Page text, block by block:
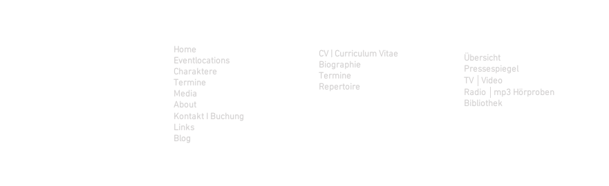
Home
Eventlocations
Charaktere
Termine
Media
About
Kontakt I Buchung
Links
Blog
CV | Curriculum Vitae
Biographie
Termine
Repertoire
Übersicht
Pressespiegel
TV │Video
Radio │mp3 Hörproben
Bibliothek